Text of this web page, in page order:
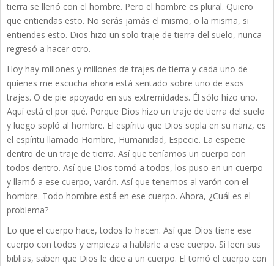
tierra se llenó con el hombre. Pero el hombre es plural. Quiero
que entiendas esto. No serás jamás el mismo, o la misma, si
entiendes esto. Dios hizo un solo traje de tierra del suelo, nunca
regresó a hacer otro.
Hoy hay millones y millones de trajes de tierra y cada uno de
quienes me escucha ahora está sentado sobre uno de esos
trajes. O de pie apoyado en sus extremidades. Él sólo hizo uno.
Aquí está el por qué. Porque Dios hizo un traje de tierra del suelo
y luego sopló al hombre. El espíritu que Dios sopla en su nariz, es
el espíritu llamado Hombre, Humanidad, Especie. La especie
dentro de un traje de tierra. Así que teníamos un cuerpo con
todos dentro. Así que Dios tomó a todos, los puso en un cuerpo
y llamó a ese cuerpo, varón. Así que tenemos al varón con el
hombre. Todo hombre está en ese cuerpo. Ahora, ¿Cuál es el
problema?
Lo que el cuerpo hace, todos lo hacen. Así que Dios tiene ese
cuerpo con todos y empieza a hablarle a ese cuerpo. Si leen sus
biblias, saben que Dios le dice a un cuerpo. El tomó el cuerpo con